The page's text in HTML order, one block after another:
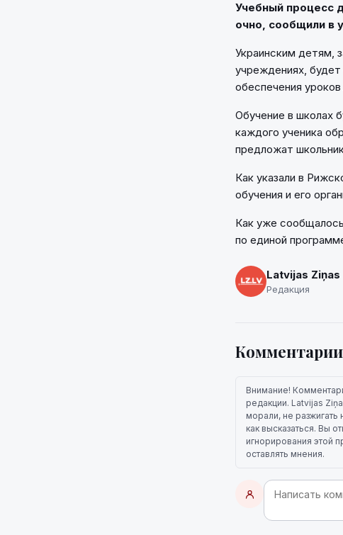
Учебный процесс
очно, сообщили в
Украинским детям,
учреждениях, будет
обеспечения
Обучение в школах
каждого ученика
предложат
Как указали в
обучения и его
Как уже
по единой
Latvijas Ziņas
Редакция
Комментарии
Внимание!
редакции. Latvijas
морали, не
как высказаться. Вы
игнорирования этой
оставлять мнения.